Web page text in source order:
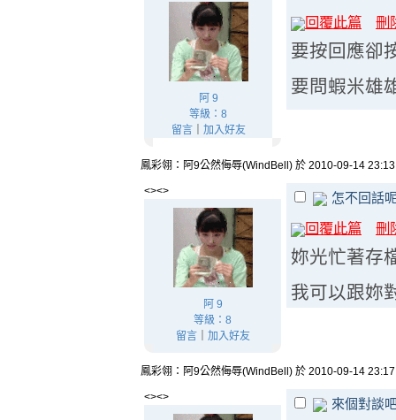
阿 9
等級：8
留言｜ 加入好友
回覆此篇 刪
要按回應卻
要問蝦米雄
鳳彩翎：阿9公然侮辱(WindBell) 於 2010-09-14
<><>
阿 9
等級：8
留言｜ 加入好友
怎不回話
回覆此篇 刪
妳光忙著存
我可以跟妳
鳳彩翎：阿9公然侮辱(WindBell) 於 2010-09-14
<><> 來個對談